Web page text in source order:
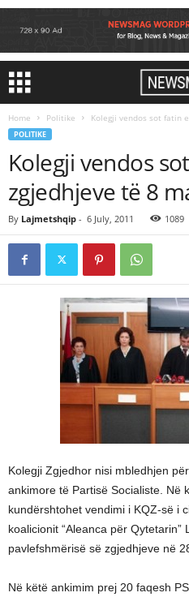
Home Politike Kolegji vendos sot fatin
POLITIKE
Kolegji vendos
zgjedhjeve të 8
By Lajmetshqip - 6 July, 2011 1089
Kolegji Zgjedhor nisi mbledhjen
ankimore të Partisë Socialiste. Në
kundërshtohet vendimi i KQZ-së i
koalicionit “Aleanca për
pavlefshmërisë së zgjedhjeve në
Në këtë ankimim prej 20 faqesh